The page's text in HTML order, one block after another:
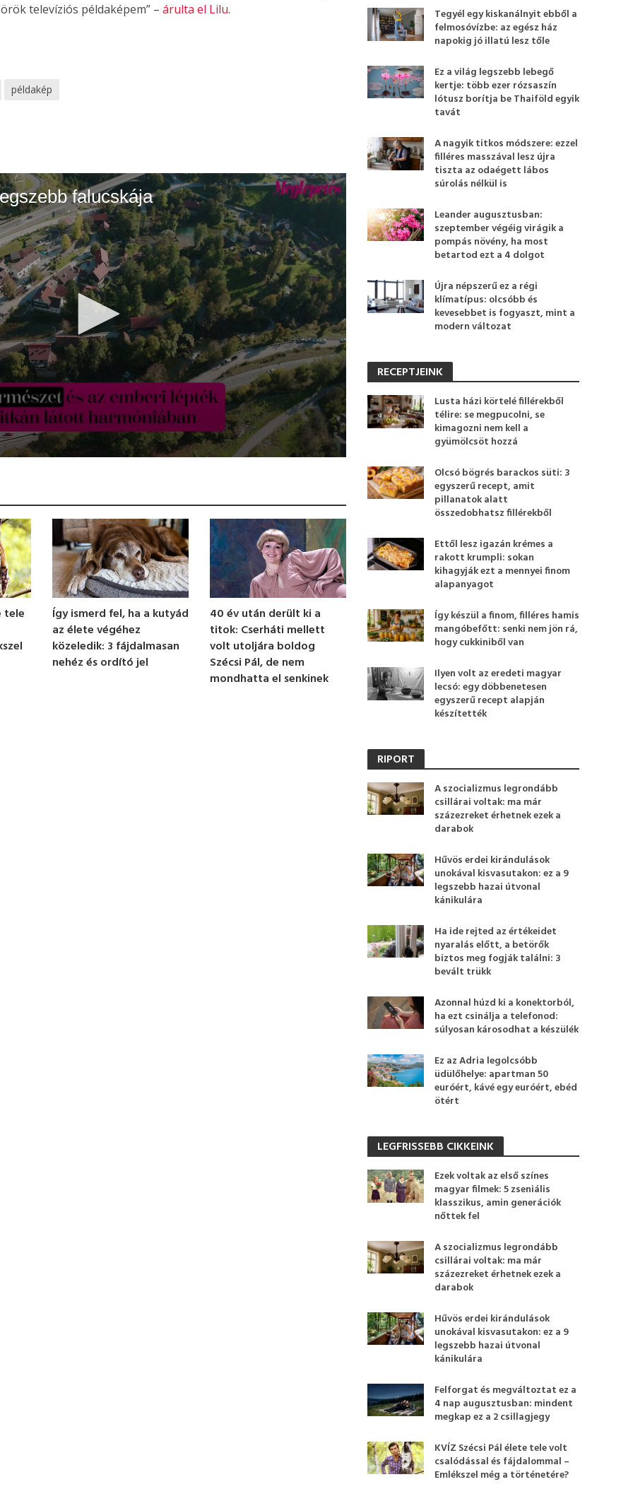
televíziós példaképem” –árulta el Lilu.
példakép
falucskája
tele
Így ismerd fel, ha a kutyád
az élete végéhez
közeledik: 3 fájdalmasan
nehéz és ordító jel
40 év után derült ki a
titok: Cserháti mellett
volt utoljára boldog
Szécsi Pál, de nem
mondhatta el senkinek
Tegyél egy kiskanálnyit ebből a
felmosóvízbe: az egész ház
napokig jó illatú lesz tőle
Ez a világ legszebb lebegő
kertje: több ezer rózsaszín
lótusz borítja be Thaiföld egyik
tavát
A nagyik titkos módszere: ezzel
filléres masszával lesz újra
tiszta az odaégett lábos
súrolás nélkül is
Leander augusztusban:
szeptember végéig virágik a
pompás növény, ha most
betartod ezt a 4 dolgot
Újra népszerű ez a régi
klímatípus: olcsóbb és
kevesebbet is fogyaszt, mint a
modern változat
RECEPTJEINK
Lusta házi körtelé fillérekből
télire: se megpucolni, se
kimagozni nem kell a
gyümölcsöt hozzá
Olcsó bögrés barackos süti: 3
egyszerű recept, amit
pillanatok alatt
összedobhatsz fillérekből
Ettől lesz igazán krémes a
rakott krumpli: sokan
kihagyják ezt a mennyei finom
alapanyagot
Így készül a finom, filléres hamis
mangóbefőtt: senki nem jön rá,
hogy cukkiniből van
Ilyen volt az eredeti magyar
lecsó: egy döbbenetesen
egyszerű recept alapján
készítették
RIPORT
A szocializmus legrondább
csillárai voltak: ma már
százezreket érhetnek ezek a
darabok
Hűvös erdei kirándulások
unokával kisvasutakon: ez a 9
legszebb hazai útvonal
kánikulára
Ha ide rejted az értékeidet
nyaralás előtt, a betörők
biztos meg fogják találni: 3
bevált trükk
Azonnal húzd ki a konektorból,
ha ezt csinálja a telefonod:
súlyosan károsodhat a készülék
Ez az Adria legolcsóbb
üdülőhelye: apartman 50
euróért, kávé egy euróért, ebéd
ötért
LEGFRISSEBB CIKKEINK
Ezek voltak az első színes
magyar filmek: 5 zseniális
klasszikus, amin generációk
nőttek fel
A szocializmus legrondább
csillárai voltak: ma már
százezreket érhetnek ezek a
darabok
Hűvös erdei kirándulások
unokával kisvasutakon: ez a 9
legszebb hazai útvonal
kánikulára
Felforgat és megváltoztat ez a
4 nap augusztusban: mindent
megkap ez a 2 csillagjegy
KVÍZ Szécsi Pál élete tele volt
csalódással és fájdalommal –
Emlékszel még a történetére?